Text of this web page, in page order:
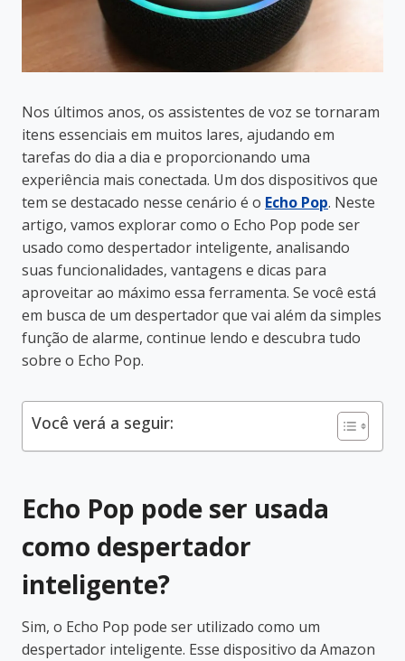
Nos últimos anos, os assistentes de voz se tornaram
itens essenciais em muitos lares, ajudando em
tarefas do dia a dia e proporcionando uma
experiência mais conectada. Um dos dispositivos que
tem se destacado nesse cenário é o Echo Pop. Neste
artigo, vamos explorar como o Echo Pop pode ser
usado como despertador inteligente, analisando
suas funcionalidades, vantagens e dicas para
aproveitar ao máximo essa ferramenta. Se você está
em busca de um despertador que vai além da simples
função de alarme, continue lendo e descubra tudo
sobre o Echo Pop.
Você verá a seguir:
Echo Pop pode ser usada
como despertador
inteligente?
Sim, o Echo Pop pode ser utilizado como um
despertador inteligente. Esse dispositivo da Amazon